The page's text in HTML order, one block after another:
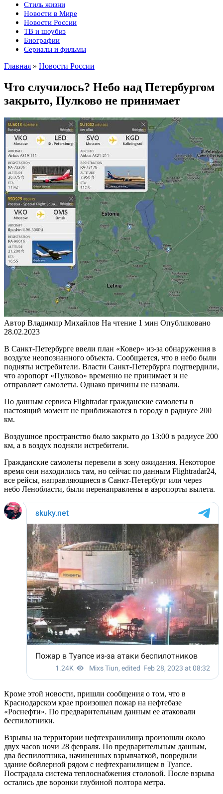
Стиль жизни
Новости в Мире
Новости России
ТВ и шоубиз
Биографии
Сериалы и фильмы
Главная » Новости России
Что случилось? Небо над Петербургом
закрыто, Пулково не принимает
Автор Владимир Михайлов На чтение 1 мин Опубликовано
28.02.2023
В Санкт-Петербурге ввели план «Ковер» из-за обнаружения в
воздухе неопознанного объекта. Сообщается, что в небо были
подняты истребители. Власти Санкт-Петербурга подтвердили,
что аэропорт «Пулково» временно не принимает и не
отправляет самолеты. Однако причины не назвали.
По данным сервиса Flightradar гражданские самолеты в
настоящий момент не приближаются в городу в радиусе 200
км.
Воздушное пространство было закрыто до 13:00 в радиусе 200
км, а в воздух подняли истребители.
Гражданские самолеты перевели в зону ожидания. Некоторое
время они находились там, но сейчас по данным Flightradar24,
все рейсы, направляющиеся в Санкт-Петербург или через
небо Ленобласти, были перенаправлены в аэропорты вылета.
Кроме этой новости, пришли сообщения о том, что в
Краснодарском крае произошел пожар на нефтебазе
«Роснефти». По предварительным данным ее атаковали
беспилотники.
Взрывы на территории нефтехранилища произошли около
двух часов ночи 28 февраля. По предварительным данным,
два беспилотника, начиненных взрывчаткой, повредили
здание бойлерной рядом с нефтехранилищем в Туапсе.
Пострадала система теплоснабжения столовой. После взрыва
остались две воронки глубиной полтора метра.